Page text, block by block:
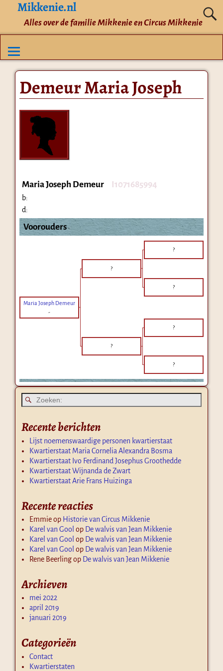
Mikkenie.nl
Alles over de familie Mikkenie en Circus Mikkenie
Demeur Maria Joseph
Maria Joseph Demeur I1071685994
b:
d:
Voorouders
?
?
?
Maria Joseph Demeur
-
?
?
?
Recente berichten
Lijst noemenswaardige personen kwartierstaat
Kwartierstaat Maria Cornelia Alexandra Bosma
Kwartierstaat Ivo Ferdinand Josephus Groothedde
Kwartierstaat Wijnanda de Zwart
Kwartierstaat Arie Frans Huizinga
Recente reacties
Emmieop Historie van Circus Mikkenie
Karel van Gool op De walvis van Jean Mikkenie
Karel van Gool op De walvis van Jean Mikkenie
Karel van Gool op De walvis van Jean Mikkenie
Rene Beerlingop De walvis van Jean Mikkenie
Archieven
mei 2022
april 2019
januari 2019
Categorieën
Contact
Kwartierstaten